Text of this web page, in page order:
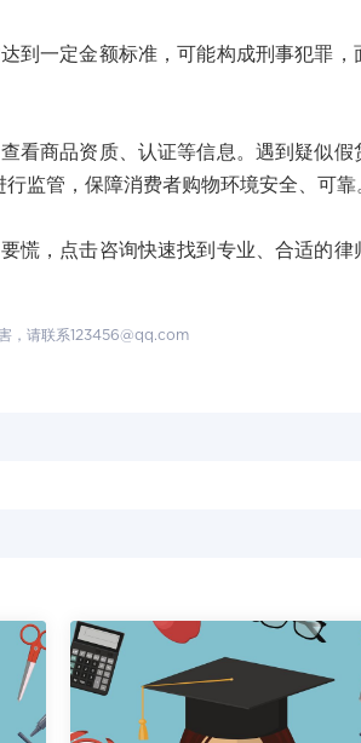
一定金额标准，可能构成刑事犯罪，
商品资质、认证等信息。遇到疑似假
监管，保障消费者购物环境安全、可靠
，点击咨询快速找到专业、合适的律
，请联系123456@qq.com